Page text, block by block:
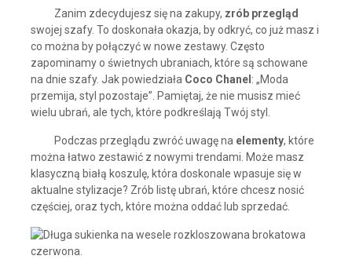
Zanim zdecydujesz się na zakupy, zrób przegląd
swojej szafy. To doskonała okazja, by odkryć, co już masz i
co można by połączyć w nowe zestawy. Często
zapominamy o świetnych ubraniach, które są schowane
na dnie szafy. Jak powiedziała Coco Chanel : „Moda
przemija, styl pozostaje”. Pamiętaj, że nie musisz mieć
wielu ubrań, ale tych, które podkreślają Twój styl.
Podczas przeglądu zwróć uwagę na elementy, które
można łatwo zestawić z nowymi trendami. Może masz
klasyczną białą koszulę, która doskonale wpasuje się w
aktualne stylizacje? Zrób listę ubrań, które chcesz nosić
częściej, oraz tych, które można oddać lub sprzedać.